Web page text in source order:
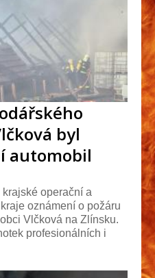
byl
automobil
operační a
oznámení o požáru
Vlčková na Zlínsku.
profesionálních i